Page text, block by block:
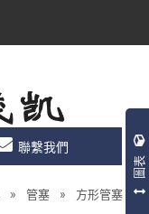
聯繫我們
» 管塞 » 方形管塞（
圖表